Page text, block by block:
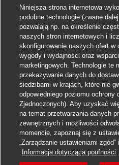
Niniejsza strona internetowa
podobne technologie (zwane
pozwalają np. na określenie
naszych stron internetowych i
skonfigurowanie naszych ofert w
wygody i wydajności oraz
marketingowych. Technologie te
przekazywanie danych do
siedzibami w krajach, które nie
odpowiedniego poziomu ochrony
Zjednoczonych). Aby uzyskać
na temat przetwarzania danych
zewnętrznych i możliwości
momencie, zapoznaj się z
„Zarządzanie ustawieniami
Informacja dotycząca poufności